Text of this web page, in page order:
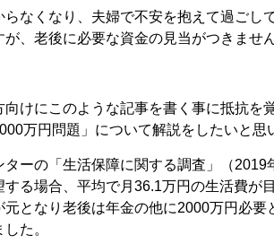
らなくなり、夫婦で不安を抱えて過ごし
、老後に必要な資金の見当がつきませ
けにこのような記事を書く事に抵抗を
万円問題」について解説をしたいと思
ーの「生活保障に関する調査」（2019
る場合、平均で月36.1万円の生活費が
となり老後は年金の他に2000万円必要
た。